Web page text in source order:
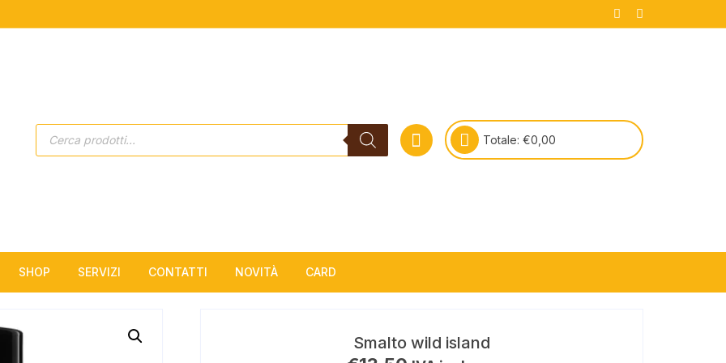
Products
search
Totale: €0,00
SHOP SERVIZI CONTATTI NOVITÀ CARD
Smalto wild island